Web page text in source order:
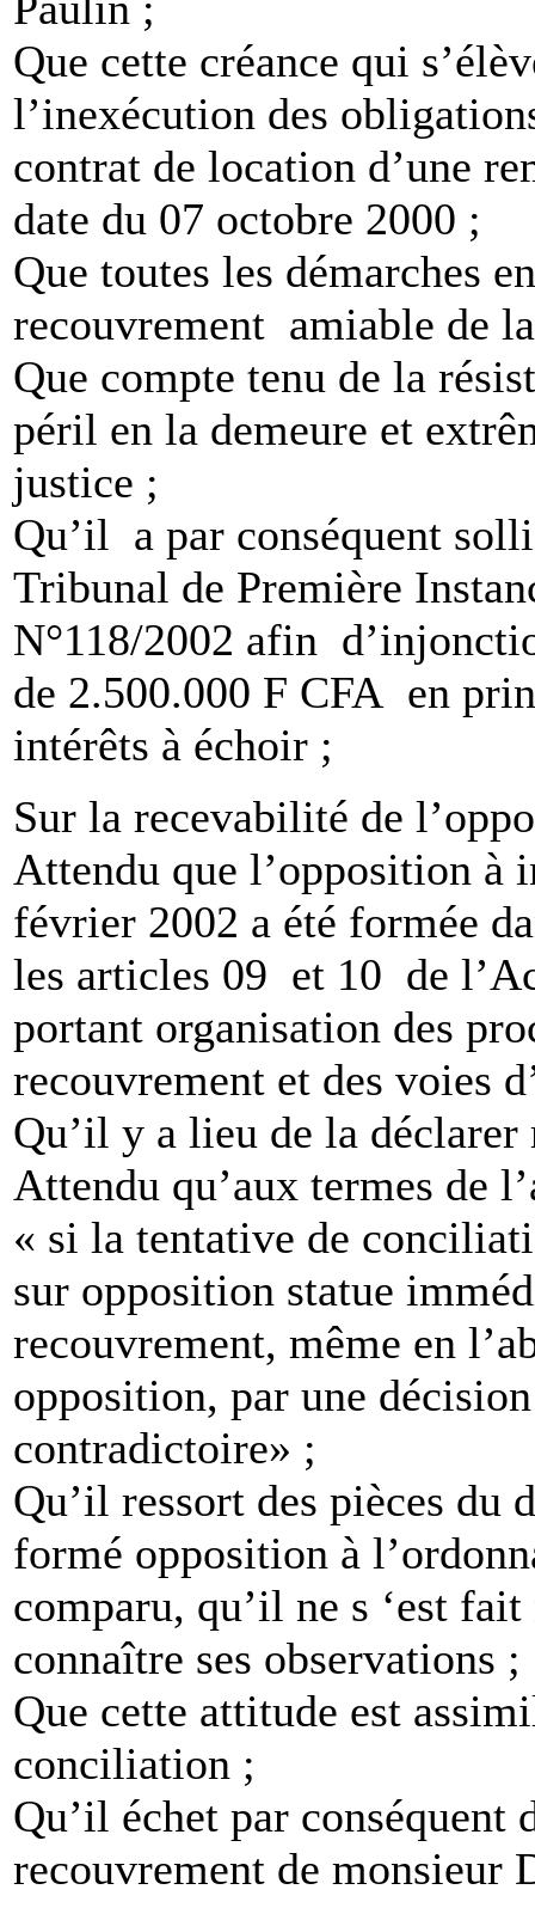
Que cette créance qui
l’inexécution des
contrat de location d’une
date du 07 octobre 2000 ;
Que toutes les démarches
recouvrement amiable de
Que compte tenu de la
péril en la demeure et
justice ;
Qu’il a par conséquent
Tribunal de Première
N°118/2002 afin
de 2.500.000 F CFA en
intérêts à échoir ;
Sur la recevabilité de
Attendu que l’opposition à
février 2002 a été formée
les articles 09 et 10 de
portant organisation des
recouvrement et des voies
Qu’il y a lieu de la déclarer
Attendu qu’aux termes de
« si la tentative de
sur opposition statue
recouvrement, même en
opposition, par une
contradictoire» ;
Qu’il ressort des pièces du
formé opposition à
comparu, qu’il ne s ‘est
connaître ses observations ;
Que cette attitude est
conciliation ;
Qu’il échet par conséquent
recouvrement de monsieur